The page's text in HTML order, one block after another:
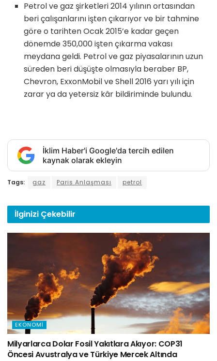
Petrol ve gaz şirketleri 2014 yılının ortasından
beri çalışanlarını işten çıkarıyor ve bir tahmine
göre o tarihten Ocak 2015’e kadar geçen
dönemde 350,000 işten çıkarma vakası
meydana geldi. Petrol ve gaz piyasalarının uzun
süreden beri düşüşte olmasıyla beraber BP,
Chevron, ExxonMobil ve Shell 2016 yarı yılı için
zarar ya da yetersiz kâr bildiriminde bulundu.
İklim Haber'i Google'da tercih edilen
kaynak olarak ekleyin
Tags: gaz Paris Anlaşması petrol
İlginizi Çekebilir
EKONOMI
Milyarlarca Dolar Fosil Yakıtlara Akıyor: COP31
Öncesi Avustralya ve Türkiye Mercek Altında